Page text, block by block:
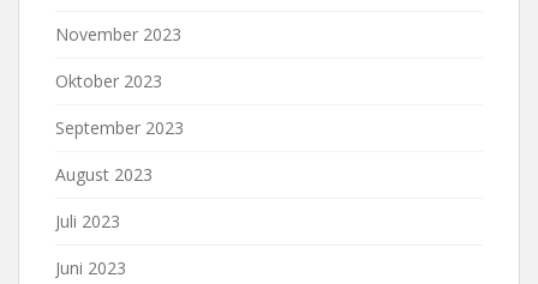
November 2023
Oktober 2023
September 2023
August 2023
Juli 2023
Juni 2023